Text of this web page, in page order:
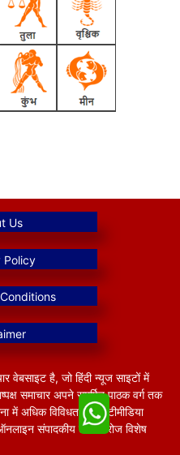
वेबसाइट है, जो हिंदी न्यूज साइटों में
समाचार अपने समर्पित पाठक वर्ग तक
अधिक विविधतापूर्ण मल्टीमीडिया
संपादकीय टीम हररोज विशेष